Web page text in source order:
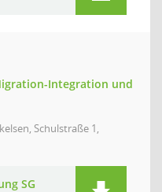
Integration und
Schulstraße 1,
SG